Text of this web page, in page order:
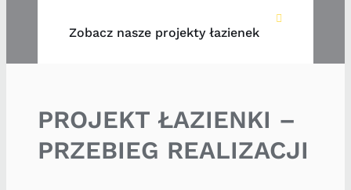
Zobacz nasze projekty łazienek
PROJEKT ŁAZIENKI –
PRZEBIEG REALIZACJI